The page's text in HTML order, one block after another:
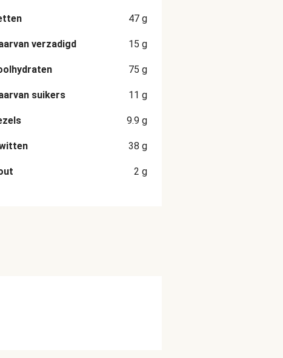
47 g
verzadigd 15 g
75 g
suikers 11 g
9.9 g
38 g
2 g